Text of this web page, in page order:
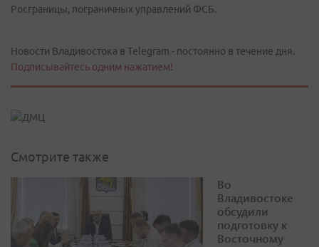
Росграницы, пограничных управлений ФСБ.
Новости Владивостока в Telegram - постоянно в течение дня.
Подписывайтесь одним нажатием!
Смотрите также
Во
Владивостоке
обсудили
подготовку к
Восточному